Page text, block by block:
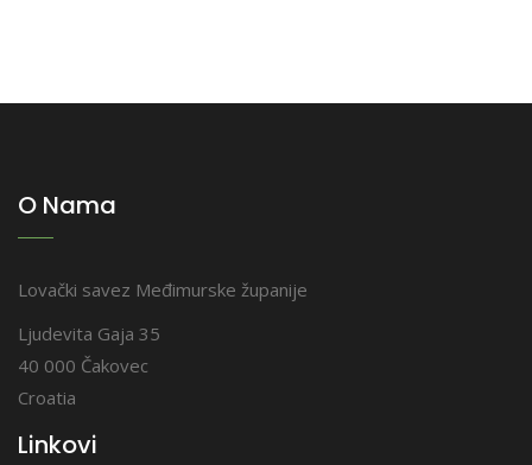
O Nama
Lovački savez Međimurske županije
Ljudevita Gaja 35
40 000 Čakovec
Croatia
Linkovi